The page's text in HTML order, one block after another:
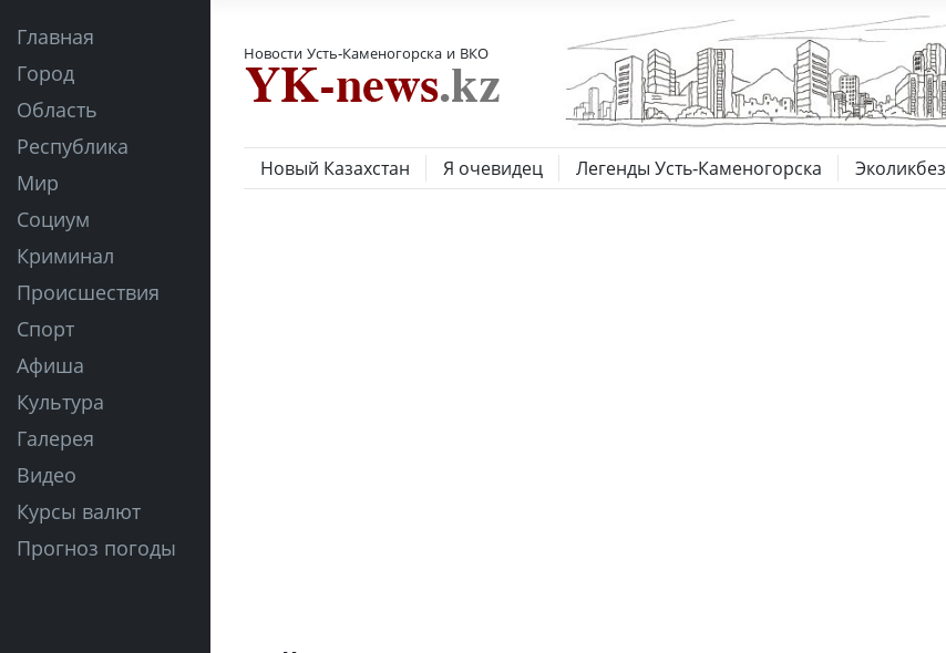
Главная
Город
Область
Республика
Мир
Социум
Криминал
Происшествия
Спорт
Афиша
Культура
Галерея
Видео
Курсы валют
Прогноз погоды
Новости Усть-Каменогорска и ВКО
Новый Казахстан Я очевидец Легенды Усть-Каменогорска Эколикбез